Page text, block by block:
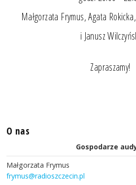
Małgorzata Frymus, Agata
i Janusz
Zapraszamy!
O nas
Gospodarze
Małgorzata Frymus
frymus@radioszczecin.pl